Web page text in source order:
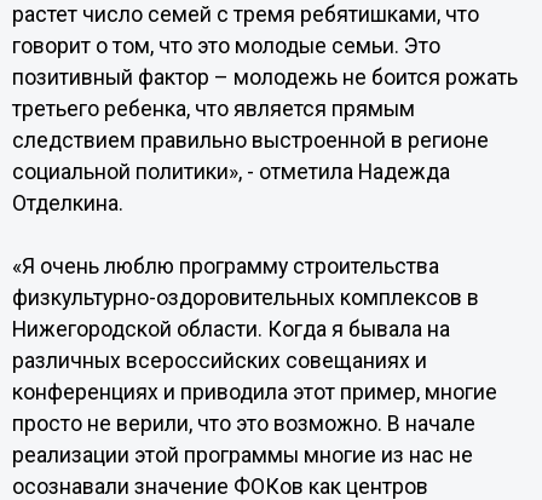
растет число семей с тремя ребятишками, что
говорит о том, что это молодые семьи. Это
позитивный фактор – молодежь не боится рожать
третьего ребенка, что является прямым
следствием правильно выстроенной в регионе
социальной политики», - отметила Надежда
Отделкина.
«Я очень люблю программу строительства
физкультурно-оздоровительных комплексов в
Нижегородской области. Когда я бывала на
различных всероссийских совещаниях и
конференциях и приводила этот пример, многие
просто не верили, что это возможно. В начале
реализации этой программы многие из нас не
осознавали значение ФОКов как центров